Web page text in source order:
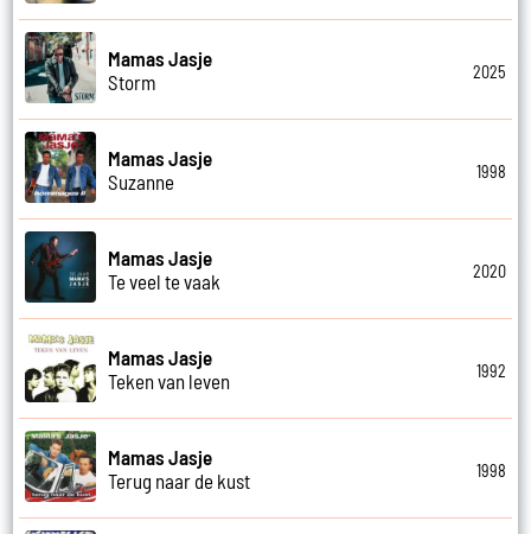
Mamas Jasje
Storm
2025
Mamas Jasje
Suzanne
1998
Mamas Jasje
Te veel te vaak
2020
Mamas Jasje
Teken van leven
1992
Mamas Jasje
Terug naar de kust
1998